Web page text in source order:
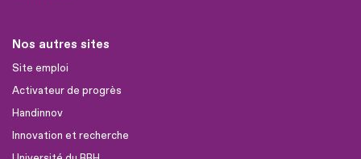
Nos autres sites
Site emploi
Activateur de progrès
Handinnov
Innovation et recherche